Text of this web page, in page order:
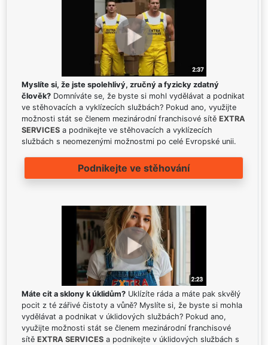
Myslíte si, že jste spolehlivý, zručný a fyzicky zdatný
člověk? Domníváte se, že byste si mohl vydělávat a podnikat
ve stěhovacích a vyklízecích službách? Pokud ano, využijte
možnosti stát se členem mezinárodní franchisové sítě EXTRA
SERVICES a podnikejte ve stěhovacích a vyklízecích
službách s neomezenými možnostmi po celé Evropské unii.
Podnikejte ve stěhování
Máte cit a sklony k úklidům? Uklízíte ráda a máte pak skvělý
pocit z té zářivé čistoty a vůně? Myslíte si, že byste si mohla
vydělávat a podnikat v úklidových službách? Pokud ano,
využijte možnosti stát se členem mezinárodní franchisové
sítě EXTRA SERVICES a podnikejte v úklidových službách s